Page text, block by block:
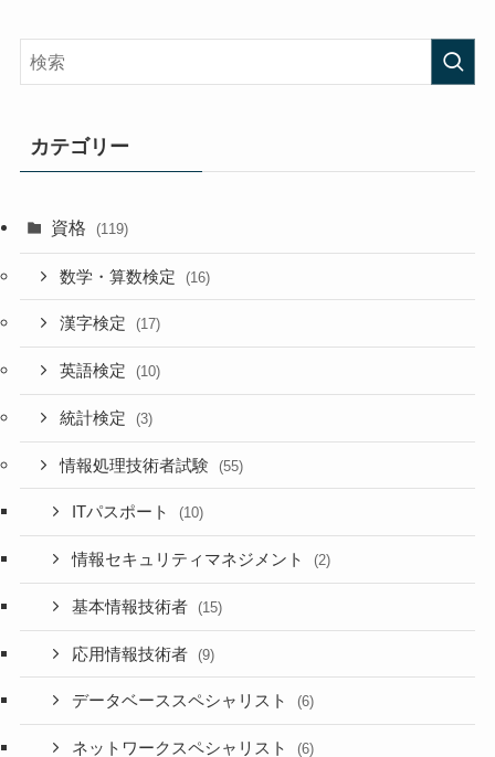
カテゴリー
資格 (119)
数学・算数検定 (16)
漢字検定 (17)
英語検定 (10)
統計検定 (3)
情報処理技術者試験 (55)
ITパスポート (10)
情報セキュリティマネジメント (2)
基本情報技術者 (15)
応用情報技術者 (9)
データベーススペシャリスト (6)
ネットワークスペシャリスト (6)